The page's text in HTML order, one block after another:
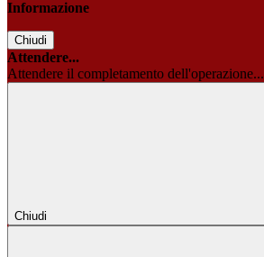
Informazione
Chiudi
Attendere...
Attendere il completamento dell'operazione...
Chiudi